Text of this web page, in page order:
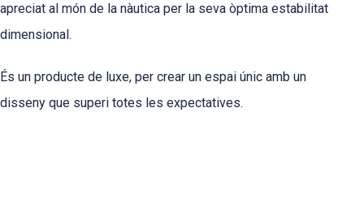
apreciat al món de la nàutica per la seva òptima estabilitat
dimensional.
És un producte de luxe, per crear un espai únic amb un
disseny que superi totes les expectatives.